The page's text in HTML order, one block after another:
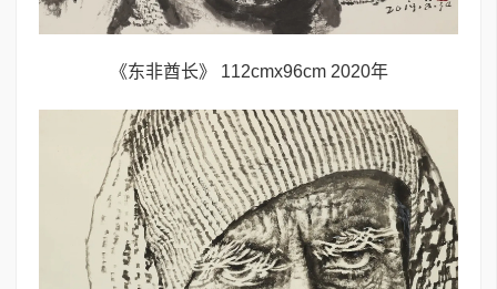
《东非酋长》 112cmx96cm 2020年